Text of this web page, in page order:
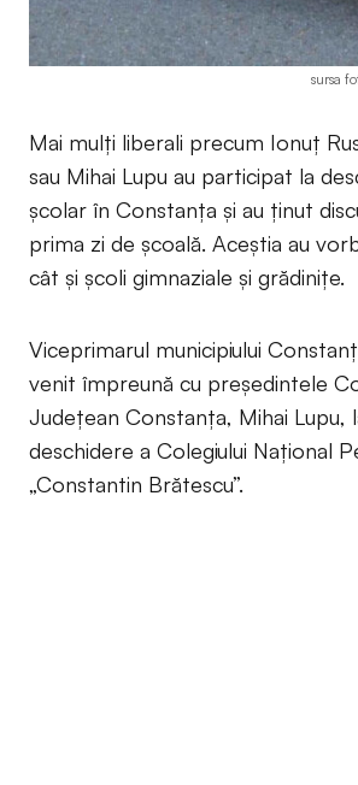
sursa
Mai mulți liberali precum Ionuț
sau Mihai Lupu au participat la
școlar în Constanța și au ținut
prima zi de școală. Aceștia au
cât și școli gimnaziale și grădinițe.
Viceprimarul municipiului
venit împreună cu președintele
Județean Constanța, Mihai Lupu,
deschidere a Colegiului Național
„Constantin Brătescu”.